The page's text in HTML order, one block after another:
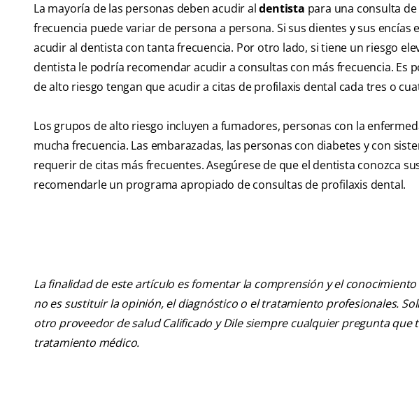
La mayoría de las personas deben acudir aldentista para una consulta
frecuencia puede variar de persona a persona. Si sus dientes y sus
acudir al dentista con tanta frecuencia. Por otro lado, si tiene un riesgo
dentista le podría recomendar acudir a consultas con más frecuencia. Es
de alto riesgo tengan que acudir a citas de profilaxis dental cada tres o
Los grupos de alto riesgo incluyen a fumadores, personas con la
mucha frecuencia. Las embarazadas, las personas con diabetes y con
requerir de citas más frecuentes. Asegúrese de que el dentista conozca
recomendarle un programa apropiado de consultas de profilaxis dental.
La finalidad de este artículo es fomentar la comprensión y el
no es sustituir la opinión, el diagnóstico o el tratamiento profesionales.
otro proveedor de salud Calificado y Dile siempre cualquier pregunta que
tratamiento médico.